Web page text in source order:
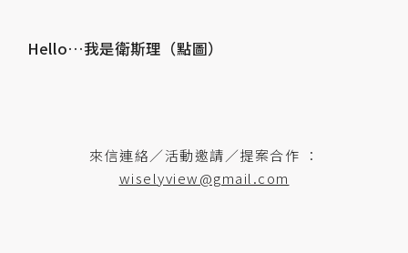
Hello…我是衛斯理（點圖）
來信連絡／活動邀請／提案合作 ：
wiselyview@gmail.com